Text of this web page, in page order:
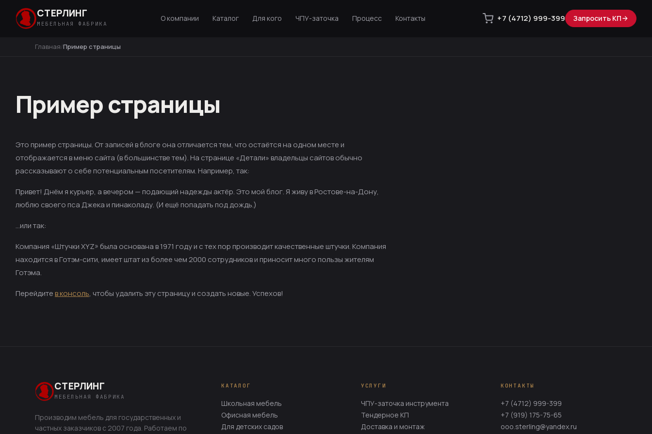
СТЕРЛИНГ
МЕБЕЛЬНАЯ ФАБРИКА
О компании Каталог Для кого ЧПУ-заточка Процесс Контакты +7 (4712) 999-399 Запросить КП
Главная Пример страницы
Пример страницы
Это пример страницы. От записей в блоге она отличается тем, что остаётся на одном месте и
отображается в меню сайта (в большинстве тем). На странице «Детали» владельцы сайтов обычно
рассказывают о себе потенциальным посетителям. Например, так:
Привет! Днём я курьер, а вечером — подающий надежды актёр. Это мой блог. Я живу в Ростове-на-Дону,
люблю своего пса Джека и пинаколаду. (И ещё попадать под дождь.)
…или так:
Компания «Штучки XYZ» была основана в 1971 году и с тех пор производит качественные штучки. Компания
находится в Готэм-сити, имеет штат из более чем 2000 сотрудников и приносит много пользы жителям
Готэма.
Перейдитев консоль, чтобы удалить эту страницу и создать новые. Успехов!
СТЕРЛИНГ
МЕБЕЛЬНАЯ ФАБРИКА
Производим мебель для государственных и
частных заказчиков с 2007 года. Работаем по
КАТАЛОГ
Школьная мебель
Офисная мебель
Для детских садов
УСЛУГИ
ЧПУ-заточка инструмента
Тендерное КП
Доставка и монтаж
КОНТАКТЫ
+7 (4712) 999-399
+7 (919) 175-75-65
ooo.sterling@yandex.ru